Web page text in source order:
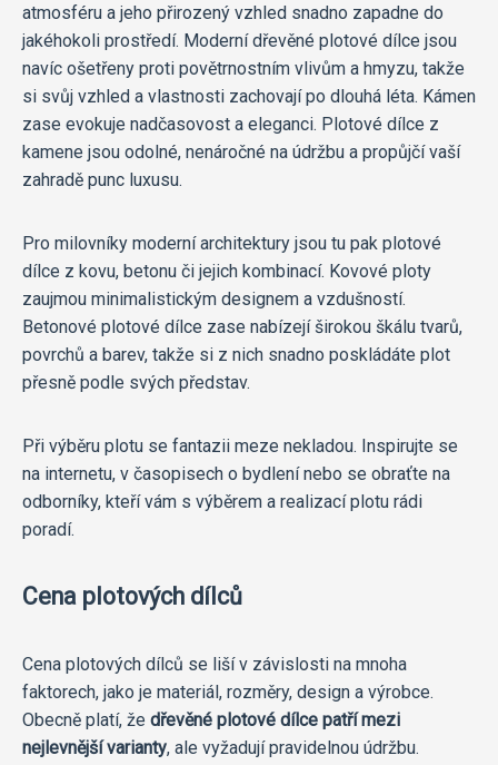
atmosféru a jeho přirozený vzhled snadno zapadne do
jakéhokoli prostředí. Moderní dřevěné plotové dílce jsou
navíc ošetřeny proti povětrnostním vlivům a hmyzu, takže
si svůj vzhled a vlastnosti zachovají po dlouhá léta. Kámen
zase evokuje nadčasovost a eleganci. Plotové dílce z
kamene jsou odolné, nenáročné na údržbu a propůjčí vaší
zahradě punc luxusu.
Pro milovníky moderní architektury jsou tu pak plotové
dílce z kovu, betonu či jejich kombinací. Kovové ploty
zaujmou minimalistickým designem a vzdušností.
Betonové plotové dílce zase nabízejí širokou škálu tvarů,
povrchů a barev, takže si z nich snadno poskládáte plot
přesně podle svých představ.
Při výběru plotu se fantazii meze nekladou. Inspirujte se
na internetu, v časopisech o bydlení nebo se obraťte na
odborníky, kteří vám s výběrem a realizací plotu rádi
poradí.
Cena plotových dílců
Cena plotových dílců se liší v závislosti na mnoha
faktorech, jako je materiál, rozměry, design a výrobce.
Obecně platí, že dřevěné plotové dílce patří mezi
nejlevnější varianty, ale vyžadují pravidelnou údržbu.